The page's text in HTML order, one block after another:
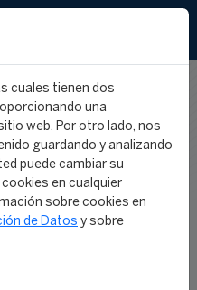
cuales tienen dos
una
web. Por otro lado, nos
guardando y analizando
puede cambiar su
en cualquier
sobre cookies en
de Datos y sobre